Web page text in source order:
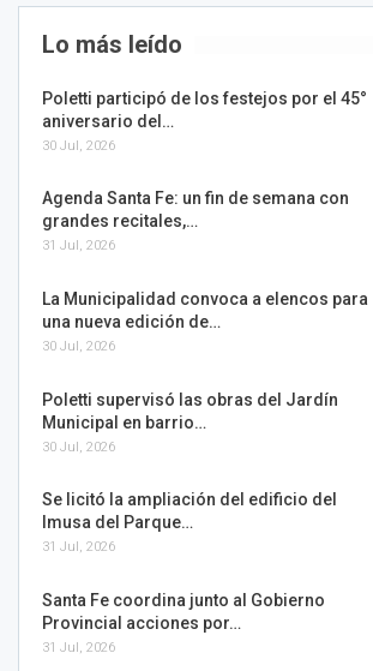
Lo más leído
Poletti participó de los festejos por el 45°
aniversario del…
30 Jul, 2026
Agenda Santa Fe: un fin de semana con
grandes recitales,…
31 Jul, 2026
La Municipalidad convoca a elencos para
una nueva edición de…
30 Jul, 2026
Poletti supervisó las obras del Jardín
Municipal en barrio…
30 Jul, 2026
Se licitó la ampliación del edificio del
Imusa del Parque…
31 Jul, 2026
Santa Fe coordina junto al Gobierno
Provincial acciones por…
31 Jul, 2026